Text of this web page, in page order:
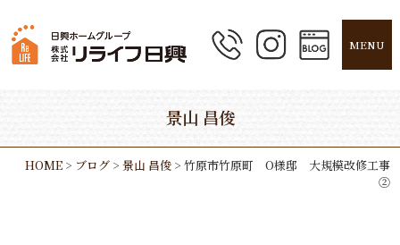
MENU
景山 昌俊
HOME> ブログ> 景山 昌俊> 竹原市竹原町 O様邸 大規模改修工事
②